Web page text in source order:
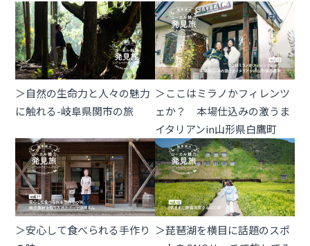
＞自然の生命力と人々の魅力
に触れる-岐阜県関市の旅
＞ここはミラノかフィレンツ
ェか？ 本場仕込みの激うま
イタリアンin山形県白鷹町
＞安心して食べられる手作り ＞琵琶湖を横目に話題のスポ